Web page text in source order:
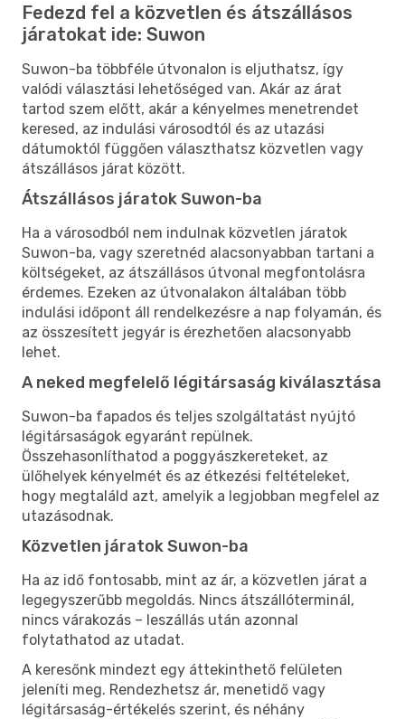
Fedezd fel a közvetlen és átszállásos
járatokat ide: Suwon
Suwon-ba többféle útvonalon is eljuthatsz, így
valódi választási lehetőséged van. Akár az árat
tartod szem előtt, akár a kényelmes menetrendet
keresed, az indulási városodtól és az utazási
dátumoktól függően választhatsz közvetlen vagy
átszállásos járat között.
Átszállásos járatok Suwon-ba
Ha a városodból nem indulnak közvetlen járatok
Suwon-ba, vagy szeretnéd alacsonyabban tartani a
költségeket, az átszállásos útvonal megfontolásra
érdemes. Ezeken az útvonalakon általában több
indulási időpont áll rendelkezésre a nap folyamán, és
az összesített jegyár is érezhetően alacsonyabb
lehet.
A neked megfelelő légitársaság kiválasztása
Suwon-ba fapados és teljes szolgáltatást nyújtó
légitársaságok egyaránt repülnek.
Összehasonlíthatod a poggyászkereteket, az
ülőhelyek kényelmét és az étkezési feltételeket,
hogy megtaláld azt, amelyik a legjobban megfelel az
utazásodnak.
Közvetlen járatok Suwon-ba
Ha az idő fontosabb, mint az ár, a közvetlen járat a
legegyszerűbb megoldás. Nincs átszállóterminál,
nincs várakozás – leszállás után azonnal
folytathatod az utadat.
A keresőnk mindezt egy áttekinthető felületen
jeleníti meg. Rendezhetsz ár, menetidő vagy
légitársaság-értékelés szerint, és néhány